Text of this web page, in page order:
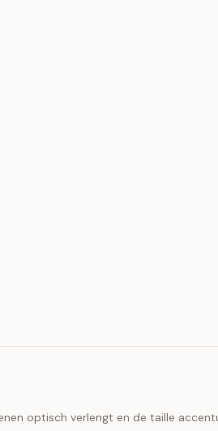
optisch verlengt en de taille